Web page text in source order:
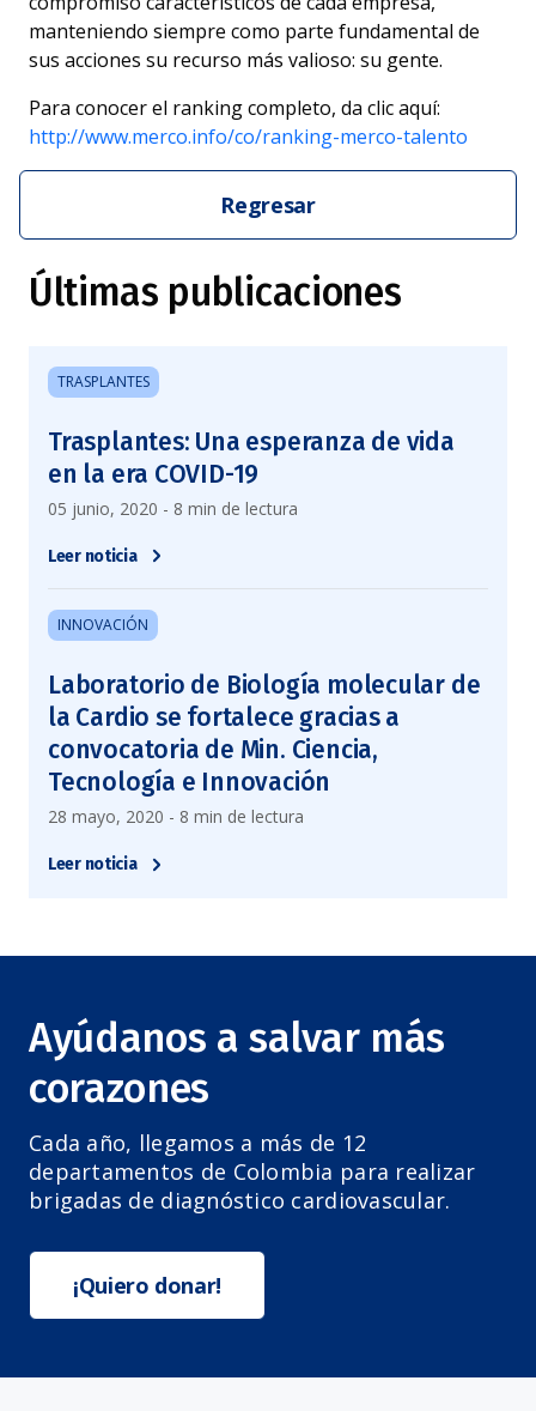
manteniendo siempre como parte fundamental de
sus acciones su recurso más valioso: su gente.
Para conocer el ranking completo, da clic aquí:
http://www.merco.info/co/ranking-merco-talento
Regresar
Últimas publicaciones
TRASPLANTES
Trasplantes: Una esperanza de vida
en la era COVID-19
05 junio, 2020 - 8 min de lectura
Leer noticia
INNOVACIÓN
Laboratorio de Biología molecular de
la Cardio se fortalece gracias a
convocatoria de Min. Ciencia,
Tecnología e Innovación
28 mayo, 2020 - 8 min de lectura
Leer noticia
Ayúdanos a salvar más
corazones
Cada año, llegamos a más de 12
departamentos de Colombia para realizar
brigadas de diagnóstico cardiovascular.
¡Quiero donar!